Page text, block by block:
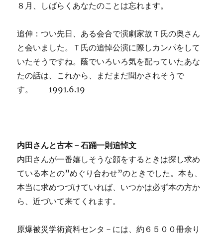
８月、しばらくあなたのことは忘れます。
追伸：つい先日、ある会合で演劇家故Ｔ氏の奥さん
と会いました。Ｔ氏の追悼公演に際しカンパをして
いたそうですね。蔭でいろいろ気を配っていたあな
たの話は、これから、まだまだ聞かされそうで
す。 1991.6.19
内田さんと古本－石踊一則追悼文
内田さんが一番嬉しそうな顔をするときは探し求め
ている本との”めぐり合わせ”のときでした。本も、
本当に求めつづけていれば、いつかは必ず本の方か
ら、近づいて来てくれます。
原爆被災学術資料センタ－には、約６５００冊余り